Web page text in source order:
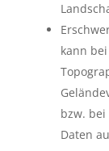
kann
bzw.
Daten